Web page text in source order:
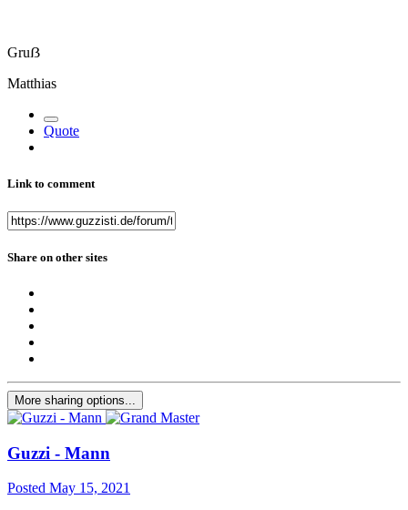
Gruẞ
Matthias
Quote
Link to comment
Share on other sites
More sharing options...
Guzzi - Mann
Posted May 15, 2021